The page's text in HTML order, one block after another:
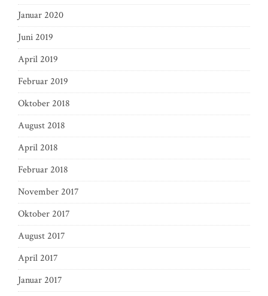
Januar 2020
Juni 2019
April 2019
Februar 2019
Oktober 2018
August 2018
April 2018
Februar 2018
November 2017
Oktober 2017
August 2017
April 2017
Januar 2017